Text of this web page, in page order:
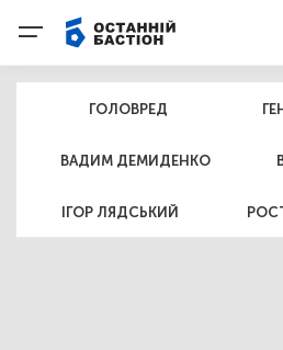
ГОЛОВРЕД
ВАДИМ ДЕМИДЕНКО
ІГОР ЛЯДСЬКИЙ